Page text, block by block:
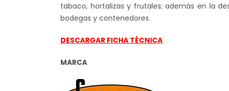
tabaco, hortalizas y frutales; además en la
bodegas y contenedores.
DESCARGAR FICHA TÉCNICA
MARCA